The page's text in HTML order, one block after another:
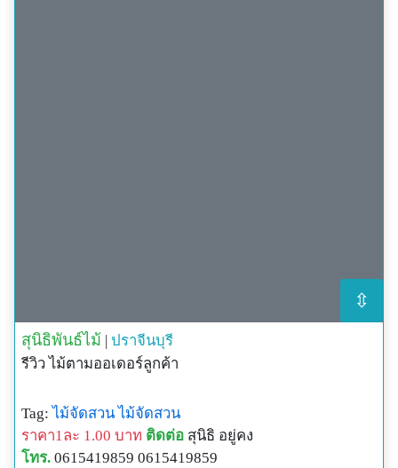
⇳
สุนิธิพันธ์ไม้ | ปราจีนบุรี
รีวิว ไม้ตามออเดอร์ลูกค้า
Tag:ไม้จัดสวน ไม้จัดสวน
ราคา1ละ 1.00 บาท ติดต่อ สุนิธิ อยู่คง
โทร. 0615419859 0615419859